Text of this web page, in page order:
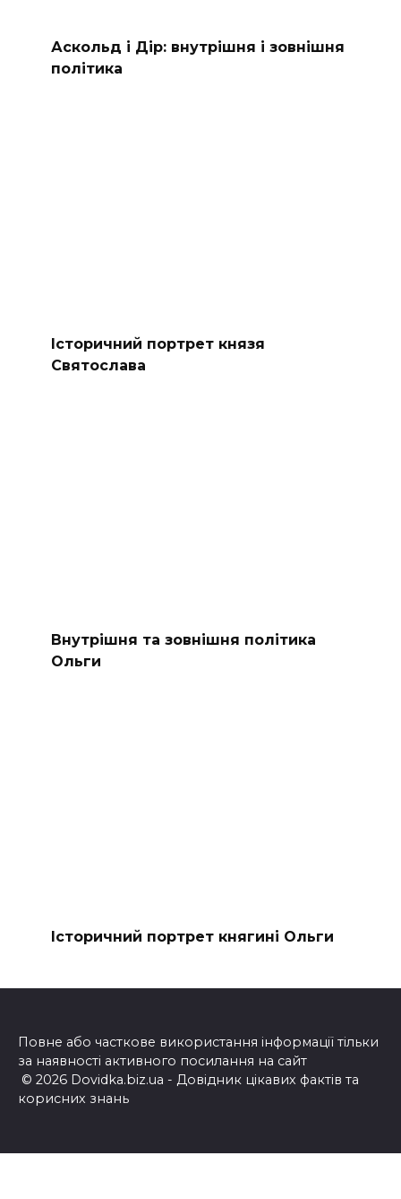
Аскольд і Дір: внутрішня і зовнішня
політика
Історичний портрет князя
Святослава
Внутрішня та зовнішня політика
Ольги
Історичний портрет княгині Ольги
Повне або часткове використання інформації тільки
за наявності активного посилання на сайт
© 2026 Dovidka.biz.ua - Довідник цікавих фактів та
корисних знань